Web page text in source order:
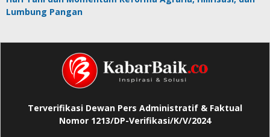
Lumbung Pangan
Terverifikasi Dewan Pers Administratif & Faktual
Nomor 1213/DP-Verifikasi/K/V/2024